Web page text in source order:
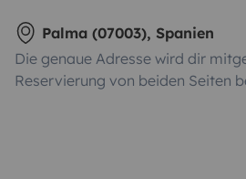
Palma (07003), Spanien
Die genaue Adresse wird dir
Reservierung von beiden Seiten